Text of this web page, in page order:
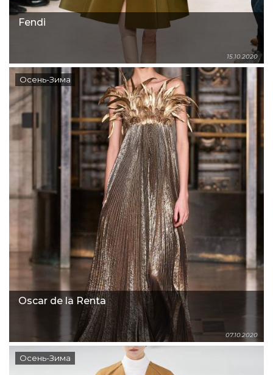
Fendi
15.10.2020
Осень-Зима
Oscar de la Renta
07.10.2020
Осень-Зима